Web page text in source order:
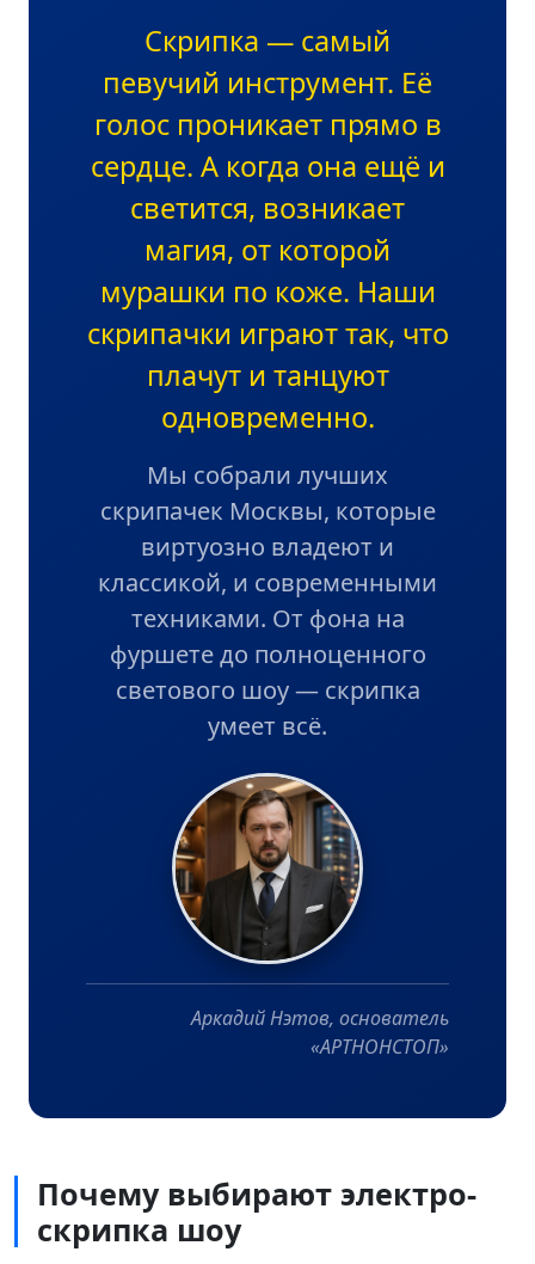
Скрипка — самый
певучий инструмент. Её
голос проникает прямо в
сердце. А когда она ещё и
светится, возникает
магия, от которой
мурашки по коже. Наши
скрипачки играют так, что
плачут и танцуют
одновременно.
Мы собрали лучших
скрипачек Москвы, которые
виртуозно владеют и
классикой, и современными
техниками. От фона на
фуршете до полноценного
светового шоу — скрипка
умеет всё.
Аркадий Нэтов, основатель
«АРТНОНСТОП»
Почему выбирают электро-
скрипка шоу